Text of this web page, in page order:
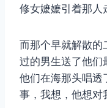
修女嬷嬷引着那人
而那个早就解散的
过的男生送了他们
他们在海那头唱透
事，我想，他想对